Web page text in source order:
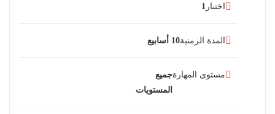
اختبار 1
المدة الزمنية10 أسابيع
مستوى المهارةجميع
المستويات